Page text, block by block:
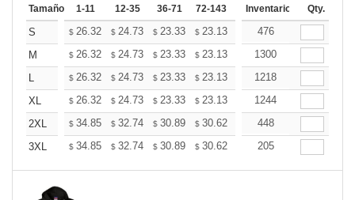
Tamaño 1-11 12-35 36-71 72-143 144-287 288 +
Inventario Qty.
S $ 26.32 $ 24.73 $ 23.33 $ 23.13 22.73
476
M
$ 26.32 $ 24.73 $ 23.33 $ 23.13 22.73
1300
L
$ 26.32 $ 24.73 $ 23.33 $ 23.13 22.73
1218
XL
$ 26.32 $ 24.73 $ 23.33 $ 23.13 22.73
1244
2XL
$ 34.85 $ 32.74 $ 30.89 $ 30.62 30.10
448
3XL
$ 34.85 $ 32.74 $ 30.89 $ 30.62 30.10
205